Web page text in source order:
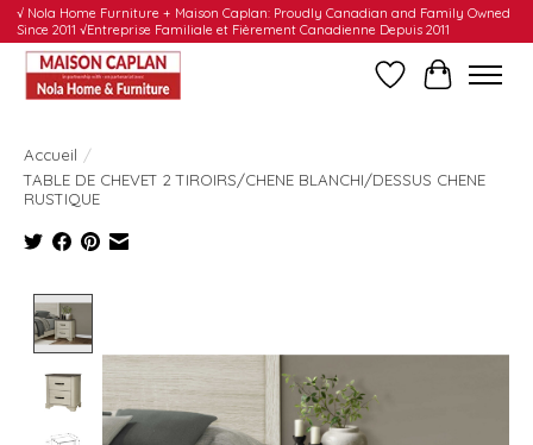
√ Nola Home Furniture + Maison Caplan: Proudly Canadian and Family Owned
Since 2011 √Entreprise Familiale et Fièrement Canadienne Depuis 2011
Liste dePanier
Accueil /
TABLE DE CHEVET 2 TIROIRS/CHENE BLANCHI/DESSUS CHENE
RUSTIQUE